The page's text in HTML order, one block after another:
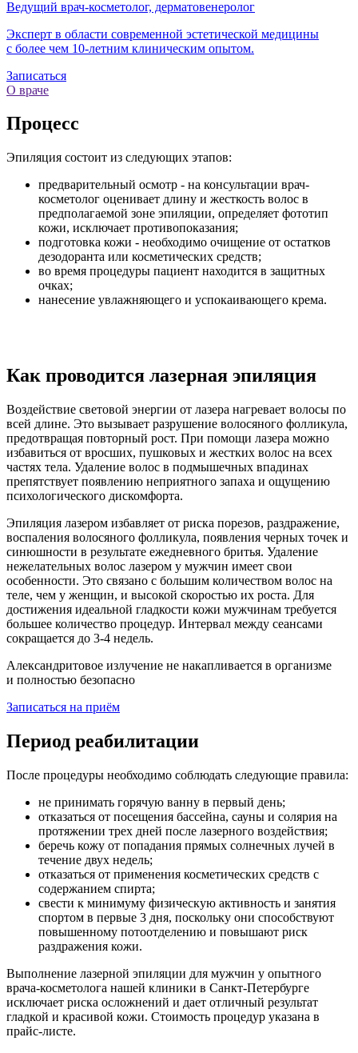
Ведущий врач-косметолог, дерматовенеролог
Эксперт в области современной эстетической медицины
с более чем 10-летним клиническим опытом.
Записаться
О враче
Процесс
Эпиляция состоит из следующих этапов:
предварительный осмотр - на консультации врач-
косметолог оценивает длину и жесткость волос в
предполагаемой зоне эпиляции, определяет фототип
кожи, исключает противопоказания;
подготовка кожи - необходимо очищение от остатков
дезодоранта или косметических средств;
во время процедуры пациент находится в защитных
очках;
нанесение увлажняющего и успокаивающего крема.
Как проводится лазерная эпиляция
Воздействие световой энергии от лазера нагревает волосы по
всей длине. Это вызывает разрушение волосяного фолликула,
предотвращая повторный рост. При помощи лазера можно
избавиться от вросших, пушковых и жестких волос на всех
частях тела. Удаление волос в подмышечных впадинах
препятствует появлению неприятного запаха и ощущению
психологического дискомфорта.
Эпиляция лазером избавляет от риска порезов, раздражение,
воспаления волосяного фолликула, появления черных точек и
синюшности в результате ежедневного бритья. Удаление
нежелательных волос лазером у мужчин имеет свои
особенности. Это связано с большим количеством волос на
теле, чем у женщин, и высокой скоростью их роста. Для
достижения идеальной гладкости кожи мужчинам требуется
большее количество процедур. Интервал между сеансами
сокращается до 3-4 недель.
Александритовое излучение не накапливается в организме
и полностью безопасно
Записаться на приём
Период реабилитации
После процедуры необходимо соблюдать следующие правила:
не принимать горячую ванну в первый день;
отказаться от посещения бассейна, сауны и солярия на
протяжении трех дней после лазерного воздействия;
беречь кожу от попадания прямых солнечных лучей в
течение двух недель;
отказаться от применения косметических средств с
содержанием спирта;
свести к минимуму физическую активность и занятия
спортом в первые 3 дня, поскольку они способствуют
повышенному потоотделению и повышают риск
раздражения кожи.
Выполнение лазерной эпиляции для мужчин у опытного
врача-косметолога нашей клиники в Санкт-Петербурге
исключает риска осложнений и дает отличный результат
гладкой и красивой кожи. Стоимость процедур указана в
прайс-листе.